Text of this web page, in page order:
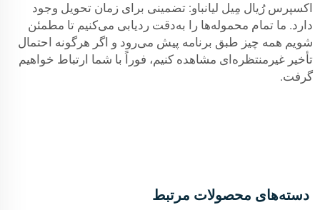
اکسپرس رُیال مِیل لیانباو: تضمینی برای زمان تحویل وجود
دارد. ما تمام محموله‌ها را به‌دقت ردیابی می‌کنیم تا مطمئن
شویم همه چیز طبق برنامه پیش می‌رود و اگر هرگونه احتمال
تأخیر غیرمنتظره‌ای مشاهده کنیم، فوراً با شما ارتباط خواهیم
گرفت.
دسته‌های محصولات مرتبط